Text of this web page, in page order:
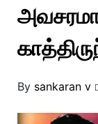
Television
Reviews
Photos
Story
By sankaran v